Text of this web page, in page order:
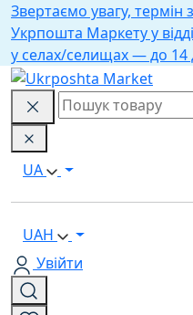
Звертаємо увагу, термін
Укрпошта Маркету у
у селах/селищах — до 14
UA
UAH
Увійти